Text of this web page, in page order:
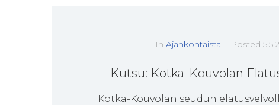
In Ajankohtaista Posted
Kutsu: Kotka-Kouvolan
Kotka-Kouvolan seudun